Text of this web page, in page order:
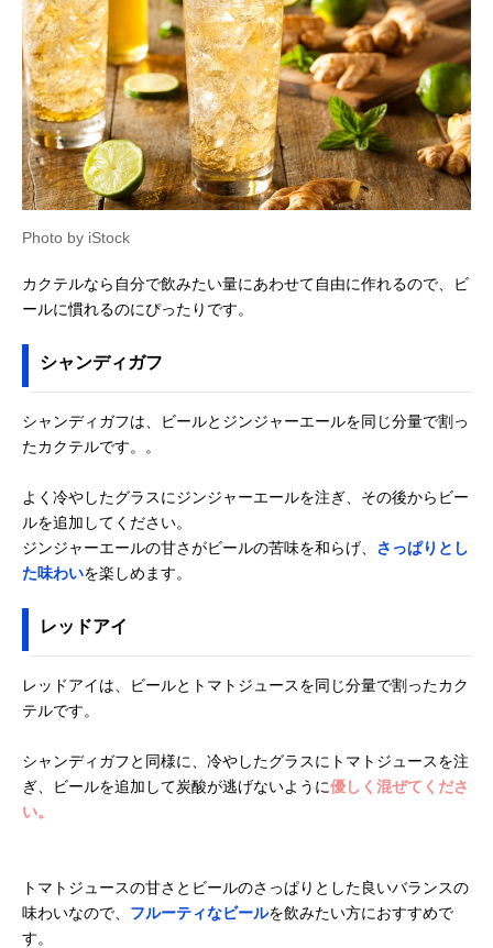
Photo by iStock
カクテルなら自分で飲みたい量にあわせて自由に作れるので、ビ
ールに慣れるのにぴったりです。
シャンディガフ
シャンディガフは、ビールとジンジャーエールを同じ分量で割っ
たカクテルです。。
よく冷やしたグラスにジンジャーエールを注ぎ、その後からビー
ルを追加してください。
ジンジャーエールの甘さがビールの苦味を和らげ、 さっぱりとし
た味わいを楽しめます。
レッドアイ
レッドアイは、ビールとトマトジュースを同じ分量で割ったカク
テルです。
シャンディガフと同様に、冷やしたグラスにトマトジュースを注
ぎ、ビールを追加して炭酸が逃げないように優しく混ぜてくださ
い。
トマトジュースの甘さとビールのさっぱりとした良いバランスの
味わいなので、 フルーティなビールを飲みたい方におすすめで
す。